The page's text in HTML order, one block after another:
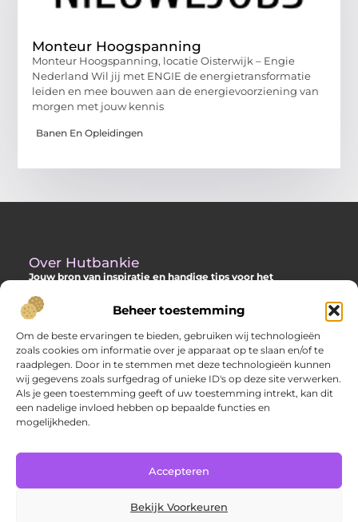
Beheer toestemming
Om de beste ervaringen te bieden, gebruiken wij technologieën
zoals cookies om informatie over je apparaat op te slaan en/of te
raadplegen. Door in te stemmen met deze technologieën kunnen
wij gegevens zoals surfgedrag of unieke ID's op deze site verwerken.
Als je geen toestemming geeft of uw toestemming intrekt, kan dit
een nadelige invloed hebben op bepaalde functies en
mogelijkheden.
Accepteren
Bekijk Voorkeuren
Monteur Hoogspanning
Monteur Hoogspanning, locatie Oisterwijk – Engie
Nederland Wil jij met ENGIE de energietransformatie
leiden en mee bouwen aan de energievoorziening van
morgen met jouw kennis
Banen En Opleidingen
Over Hutbankie
Jouw bron van inspiratie en handige tips voor het
Ontdek een ruime collectie blogs en artikelen die je helpen om
het meeste uit je buitenruimte te halen, met praktische
adviezen en verrassende ideeën voor je tuin, veranda of andere
buitenplekken.
Bericht categorie